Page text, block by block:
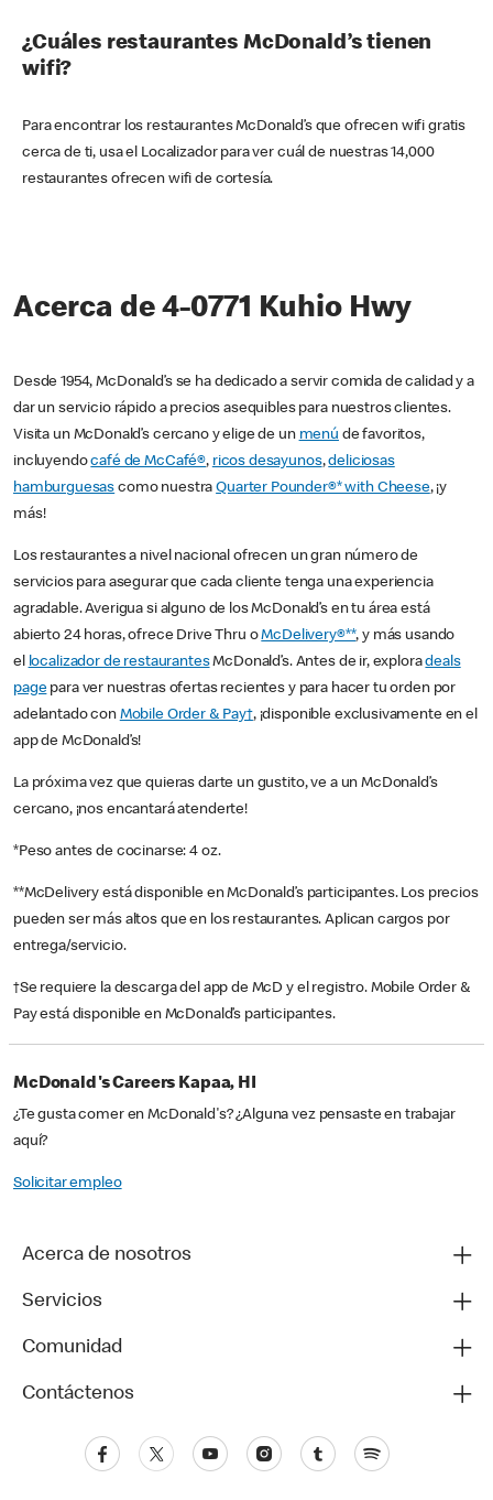
¿Cuáles restaurantes McDonald’s tienen
wifi?
Para encontrar los restaurantes McDonald’s que ofrecen wifi gratis
cerca de ti, usa el Localizador para ver cuál de nuestras 14,000
restaurantes ofrecen wifi de cortesía.
Acerca de 4-0771 Kuhio Hwy
Desde 1954, McDonald’s se ha dedicado a servir comida de calidad y a
dar un servicio rápido a precios asequibles para nuestros clientes.
Visita un McDonald’s cercano y elige de un menú de favoritos,
incluyendocafé de McCafé®, ricos desayunos,deliciosas
hamburguesas como nuestraQuarter Pounder®* with Cheese, ¡y
más!
Los restaurantes a nivel nacional ofrecen un gran número de
servicios para asegurar que cada cliente tenga una experiencia
agradable. Averigua si alguno de los McDonald’s en tu área está
abierto 24 horas, ofrece Drive Thru oMcDelivery®**, y más usando
el localizador de restaurantesMcDonald’s. Antes de ir, exploradeals
pagepara ver nuestras ofertas recientes y para hacer tu orden por
adelantado con Mobile Order & Pay†, ¡disponible exclusivamente en el
app de McDonald’s!
La próxima vez que quieras darte un gustito, ve a un McDonald’s
cercano, ¡nos encantará atenderte!
*Peso antes de cocinarse: 4 oz.
**McDelivery está disponible en McDonald’s participantes. Los precios
pueden ser más altos que en los restaurantes. Aplican cargos por
entrega/servicio.
†Se requiere la descarga del app de McD y el registro. Mobile Order &
Pay está disponible en McDonald’s participantes.
McDonald's Careers Kapaa, HI
¿Te gusta comer en McDonald's? ¿Alguna vez pensaste en trabajar
aquí?
Solicitar empleo
Acerca de nosotros
Servicios
Comunidad
Contáctenos